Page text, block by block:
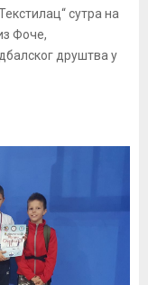
сутра на
Фоче,
друштва у